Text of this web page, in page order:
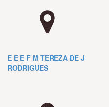
E E E F M TEREZA DE J
RODRIGUES